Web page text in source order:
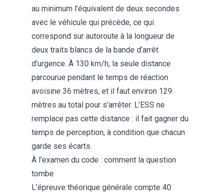
au minimum l’équivalent de deux secondes
avec le véhicule qui précède, ce qui
correspond sur autoroute à la longueur de
deux traits blancs de la bande d’arrêt
d’urgence. À 130 km/h, la seule distance
parcourue pendant le temps de réaction
avoisine 36 mètres, et il faut environ 129
mètres au total pour s’arrêter. L’ESS ne
remplace pas cette distance : il fait gagner du
temps de perception, à condition que chacun
garde ses écarts.
À l’examen du code : comment la question
tombe
L’épreuve théorique générale compte 40